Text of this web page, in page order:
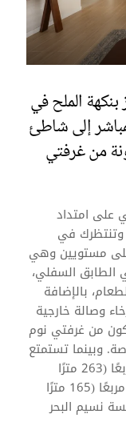
الملح في
إلى شاطئ
من غرفتي
على امتداد
وتنتظرك في
على مستويين وهي
الطابق السفلي،
بالإضافة
وصالة خارجية
من غرفتي نوم
وبينما تستمتع
بمساحة داخلية رحبة تبلغ 2830 قدمًا مربعًا (263 مترًا
مربعًا) ومساحة خارجية تبلغ 1776 قدمًا مربعًا (165 مترًا
نسيم البحر